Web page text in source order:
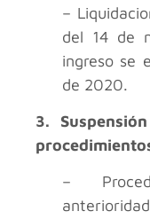
–
del 14 de
ingreso se
de 2020.
3.
–